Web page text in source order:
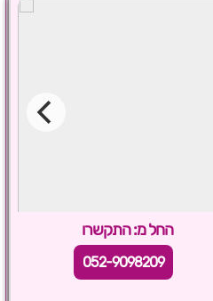
החל מ: התקשרו
052-9098209